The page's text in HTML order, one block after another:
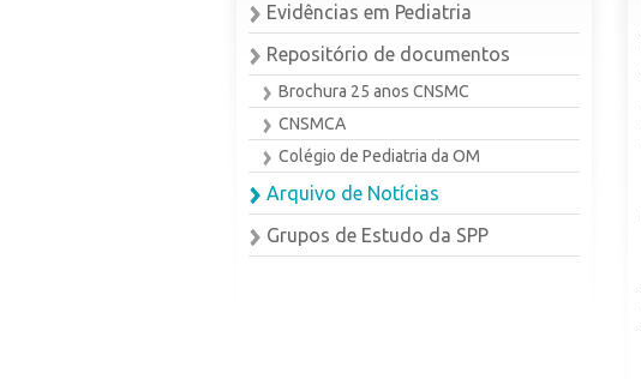
Evidências em Pediatria
Repositório de documentos
Brochura 25 anos CNSMC
CNSMCA
Colégio de Pediatria da OM
Arquivo de Notícias
Grupos de Estudo da SPP